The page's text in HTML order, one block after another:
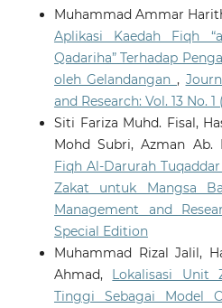
Muhammad Ammar
Aplikasi Kaedah Fiqh
Qadariha” Terhadap
oleh Gelandangan ,
and Research: Vol. 13 No.
Siti Fariza Muhd. Fisal,
Mohd Subri, Azman Ab.
Fiqh Al-Darurah
Zakat untuk Mangsa
Management and
Special Edition
Muhammad Rizal Jalil,
Ahmad, Lokalisasi Unit
Tinggi Sebagai Model